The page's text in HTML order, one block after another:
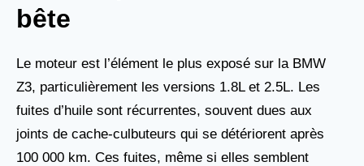
bête
Le moteur est l’élément le plus exposé sur la BMW
Z3, particulièrement les versions 1.8L et 2.5L. Les
fuites d’huile sont récurrentes, souvent dues aux
joints de cache-culbuteurs qui se détériorent après
100 000 km. Ces fuites, même si elles semblent